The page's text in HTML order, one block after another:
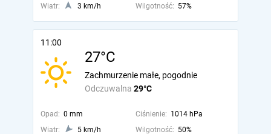
Wiatr:
3 km/h Wilgotność: 57%
11:00
27°C
Odczuwalna 29°C
Zachmurzenie małe, pogodnie
Opad: 0 mm Ciśnienie: 1014 hPa
Wiatr:
5 km/h Wilgotność: 50%